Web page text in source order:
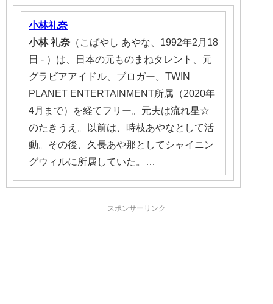
小林礼奈
小林 礼奈 （こばやし あやな、1992年2月18
日 - ）は、日本の元ものまねタレント、元
グラビアアイドル、ブロガー。TWIN
PLANET ENTERTAINMENT所属（2020年
4月まで）を経てフリー。元夫は流れ星☆
のたきうえ。以前は、時枝あやなとして活
動。その後、久長あや那としてシャイニン
グウィルに所属していた。…
スポンサーリンク